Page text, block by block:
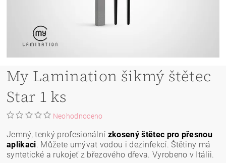
My Lamination šikmý štětec
Star 1 ks
Neohodnoceno
Jemný, tenký profesionální zkosený štětec pro přesnou
aplikaci. Můžete umývat vodou i dezinfekcí. Štětiny má
syntetické a rukojeť z březového dřeva. Vyrobeno v Itálii.